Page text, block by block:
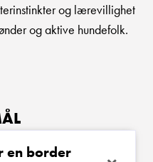
og lærevillighet
og aktive hundefolk.
en border